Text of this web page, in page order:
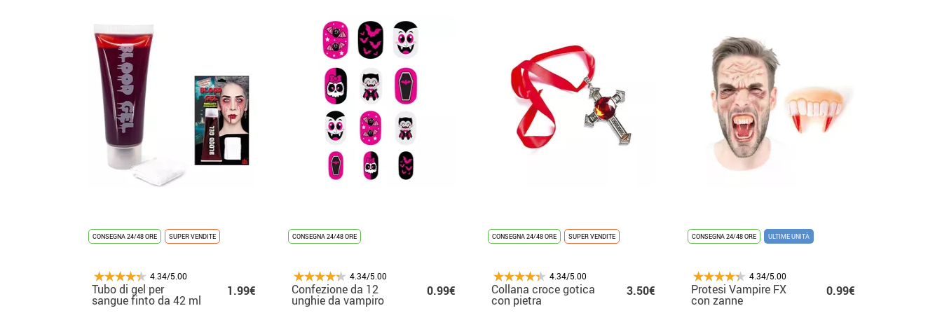
CONSEGNA 24/48 ORE SUPER VENDITE
4.34/5.00
Tubo di gel per
sangue finto da 42 ml
con garza
1.99€
CONSEGNA 24/48 ORE
4.34/5.00
Confezione da 12
unghie da vampiro
con adesivo per
0.99€
CONSEGNA 24/48 ORE SUPER VENDITE
4.34/5.00
Collana croce gotica
con pietra
3.50€
CONSEGNA 24/48 ORE ULTIME UNITÀ
4.34/5.00
Protesi Vampire FX
con zanne
0.99€